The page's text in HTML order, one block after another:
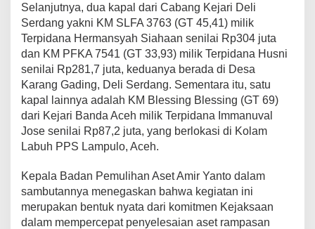
Selanjutnya, dua kapal dari Cabang Kejari Deli
Serdang yakni KM SLFA 3763 (GT 45,41) milik
Terpidana Hermansyah Siahaan senilai Rp304 juta
dan KM PFKA 7541 (GT 33,93) milik Terpidana Husni
senilai Rp281,7 juta, keduanya berada di Desa
Karang Gading, Deli Serdang. Sementara itu, satu
kapal lainnya adalah KM Blessing Blessing (GT 69)
dari Kejari Banda Aceh milik Terpidana Immanuval
Jose senilai Rp87,2 juta, yang berlokasi di Kolam
Labuh PPS Lampulo, Aceh.
Kepala Badan Pemulihan Aset Amir Yanto dalam
sambutannya menegaskan bahwa kegiatan ini
merupakan bentuk nyata dari komitmen Kejaksaan
dalam mempercepat penyelesaian aset rampasan